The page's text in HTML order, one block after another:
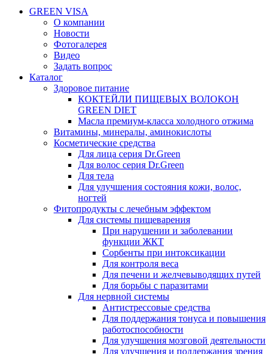
GREEN VISA
О компании
Новости
Фотогалерея
Видео
Задать вопрос
Каталог
Здоровое питание
КОКТЕЙЛИ ПИЩЕВЫХ ВОЛОКОН
GREEN DIET
Масла премиум-класса холодного отжима
Витамины, минералы, аминокислоты
Косметические средства
Для лица серия Dr.Green
Для волос серия Dr.Green
Для тела
Для улучшения состояния кожи, волос,
ногтей
Фитопродукты с лечебным эффектом
Для системы пищеварения
При нарушении и заболевании
функции ЖКТ
Сорбенты при интоксикации
Для контроля веса
Для печени и желчевыводящих путей
Для борьбы с паразитами
Для нервной системы
Антистрессовые средства
Для поддержания тонуса и повышения
работоспособности
Для улучшения мозговой деятельности
Для улучшения и поддержания зрения